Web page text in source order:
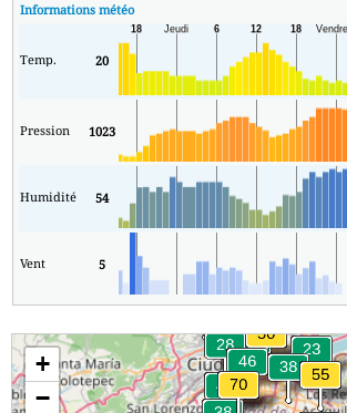
Informations météo
Temp. 20
Pression 1023
Humidité 54
Vent 5
+
−